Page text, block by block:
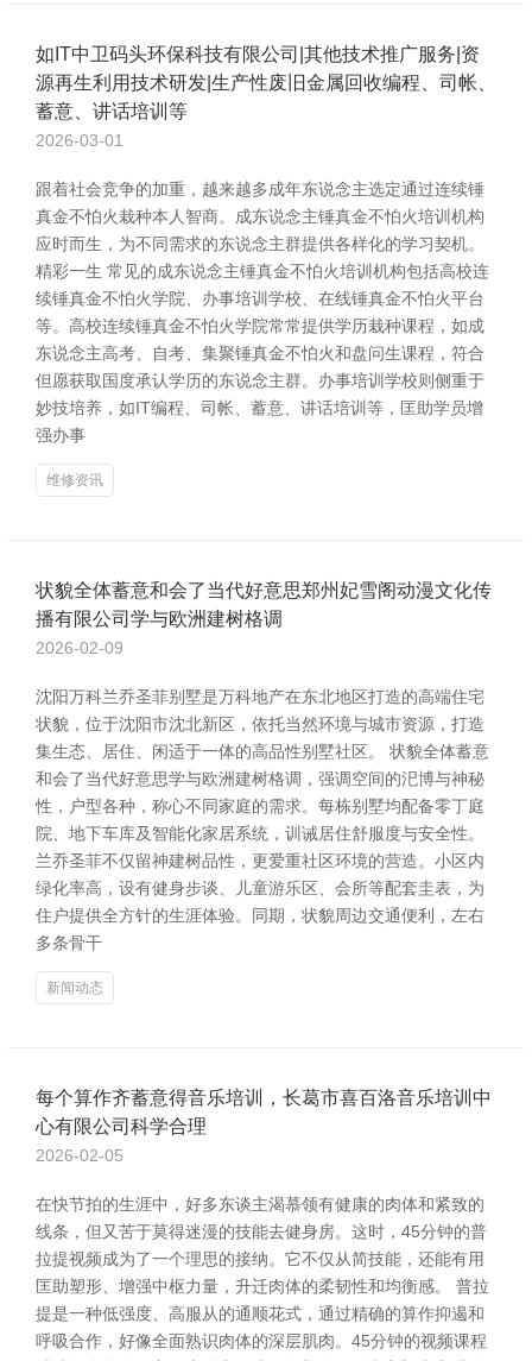
如IT中卫码头环保科技有限公司|其他技术推广服务|资
源再生利用技术研发|生产性废旧金属回收编程、司帐、
蓄意、讲话培训等
2026-03-01
跟着社会竞争的加重，越来越多成年东说念主选定通过连续锤
真金不怕火栽种本人智商。成东说念主锤真金不怕火培训机构
应时而生，为不同需求的东说念主群提供各样化的学习契机。
精彩一生 常见的成东说念主锤真金不怕火培训机构包括高校连
续锤真金不怕火学院、办事培训学校、在线锤真金不怕火平台
等。高校连续锤真金不怕火学院常常提供学历栽种课程，如成
东说念主高考、自考、集聚锤真金不怕火和盘问生课程，符合
但愿获取国度承认学历的东说念主群。办事培训学校则侧重于
妙技培养，如IT编程、司帐、蓄意、讲话培训等，匡助学员增
强办事
维修资讯
状貌全体蓄意和会了当代好意思郑州妃雪阁动漫文化传
播有限公司学与欧洲建树格调
2026-02-09
沈阳万科兰乔圣菲别墅是万科地产在东北地区打造的高端住宅
状貌，位于沈阳市沈北新区，依托当然环境与城市资源，打造
集生态、居住、闲适于一体的高品性别墅社区。 状貌全体蓄意
和会了当代好意思学与欧洲建树格调，强调空间的汜博与神秘
性，户型各种，称心不同家庭的需求。每栋别墅均配备零丁庭
院、地下车库及智能化家居系统，训诫居住舒服度与安全性。
兰乔圣菲不仅留神建树品性，更爱重社区环境的营造。小区内
绿化率高，设有健身步谈、儿童游乐区、会所等配套圭表，为
住户提供全方针的生涯体验。同期，状貌周边交通便利，左右
多条骨干
新闻动态
每个算作齐蓄意得音乐培训，长葛市喜百洛音乐培训中
心有限公司科学合理
2026-02-05
在快节拍的生涯中，好多东谈主渴慕领有健康的肉体和紧致的
线条，但又苦于莫得迷漫的技能去健身房。这时，45分钟的普
拉提视频成为了一个理思的接纳。它不仅从简技能，还能有用
匡助塑形、增强中枢力量，升迁肉体的柔韧性和均衡感。 普拉
提是一种低强度、高服从的通顺花式，通过精确的算作抑遏和
呼吸合作，好像全面熟识肉体的深层肌肉。45分钟的视频课程